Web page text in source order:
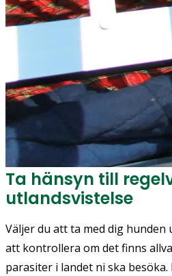
Ta hänsyn till
utlandsvistelse
Väljer du att ta med dig
att kontrollera om det finns
parasiter i landet ni ska